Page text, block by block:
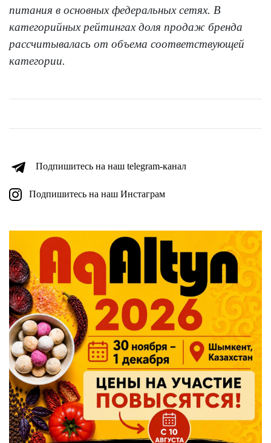
питания в основных федеральных сетях. В
категорийных рейтингах доля продаж бренда
рассчитывалась от объема соответствующей
категории.
Подпишитесь на наш telegram-канал
Подпишитесь на наш Инстаграм